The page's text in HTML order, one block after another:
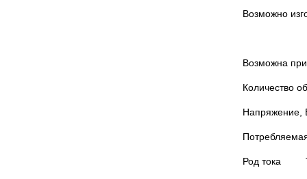
Возможно
Возможна
Количество
Род тока